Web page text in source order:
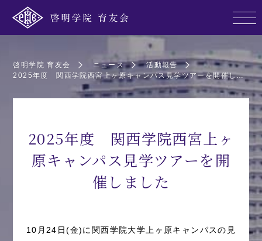
啓明学院 育友会 ニュース
活動報告
2025年度 関西学院西宮上ヶ原キャンパス見学ツアーを開催しました
2025年度 関西学院西宮上ヶ
原キャンパス見学ツアーを開
催しました
10月24日(金)に関西学院大学上ヶ原キャンパスの見